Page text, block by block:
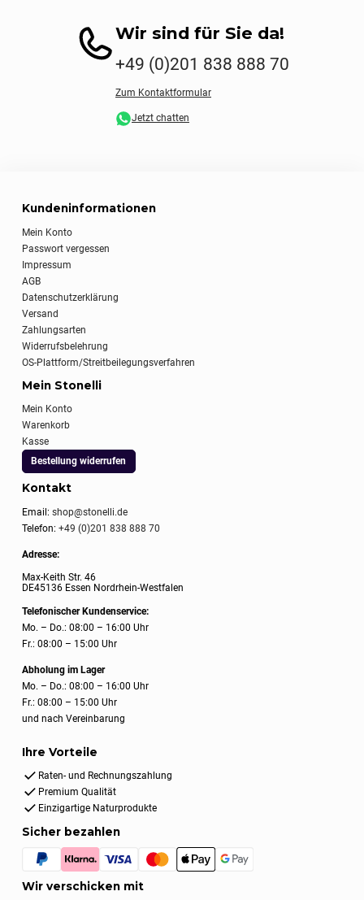
Wir sind für Sie da!
+49 (0)201 838 888 70
Zum Kontaktformular
Jetzt chatten
Kundeninformationen
Mein Konto
Passwort vergessen
Impressum
AGB
Datenschutzerklärung
Versand
Zahlungsarten
Widerrufsbelehrung
OS-Plattform/Streitbeilegungsverfahren
Mein Stonelli
Mein Konto
Warenkorb
Kasse
Bestellung widerrufen
Kontakt
Email:shop@stonelli.de
Telefon:+49 (0)201 838 888 70
Adresse:
Max-Keith Str. 46
DE45136 Essen Nordrhein-Westfalen
Telefonischer Kundenservice:
Mo. – Do.: 08:00 – 16:00 Uhr
Fr.: 08:00 – 15:00 Uhr
Abholung im Lager
Mo. – Do.: 08:00 – 16:00 Uhr
Fr.: 08:00 – 15:00 Uhr
und nach Vereinbarung
Ihre Vorteile
Raten- und Rechnungszahlung
Premium Qualität
Einzigartige Naturprodukte
Sicher bezahlen
Wir verschicken mit